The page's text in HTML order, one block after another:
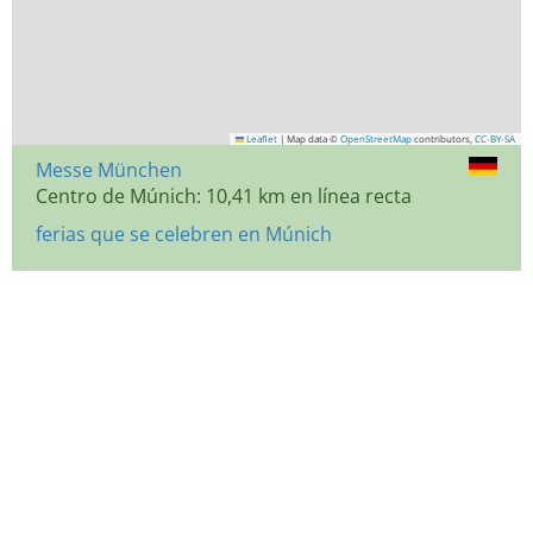
Leaflet | Map data © OpenStreetMap contributors, CC-BY-SA
Messe München
Centro de Múnich: 10,41 km en línea recta
ferias que se celebren en Múnich